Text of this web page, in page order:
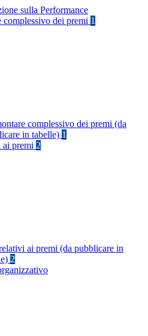
sulla Performance
complessivo dei premi 1
complessivo dei premi (da
in tabelle) 1
premi 2
ai premi (da pubblicare in
2